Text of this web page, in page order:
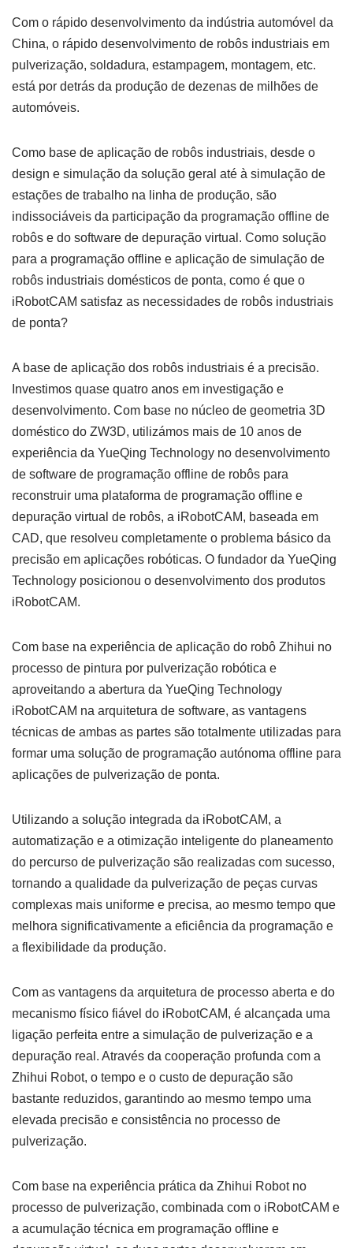
Com o rápido desenvolvimento da indústria automóvel da
China, o rápido desenvolvimento de robôs industriais em
pulverização, soldadura, estampagem, montagem, etc.
está por detrás da produção de dezenas de milhões de
automóveis.
Como base de aplicação de robôs industriais, desde o
design e simulação da solução geral até à simulação de
estações de trabalho na linha de produção, são
indissociáveis ​​da participação da programação offline de
robôs e do software de depuração virtual. Como solução
para a programação offline e aplicação de simulação de
robôs industriais domésticos de ponta, como é que o
iRobotCAM satisfaz as necessidades de robôs industriais
de ponta?
A base de aplicação dos robôs industriais é a precisão.
Investimos quase quatro anos em investigação e
desenvolvimento. Com base no núcleo de geometria 3D
doméstico do ZW3D, utilizámos mais de 10 anos de
experiência da YueQing Technology no desenvolvimento
de software de programação offline de robôs para
reconstruir uma plataforma de programação offline e
depuração virtual de robôs, a iRobotCAM, baseada em
CAD, que resolveu completamente o problema básico da
precisão em aplicações robóticas. O fundador da YueQing
Technology posicionou o desenvolvimento dos produtos
iRobotCAM.
Com base na experiência de aplicação do robô Zhihui no
processo de pintura por pulverização robótica e
aproveitando a abertura da YueQing Technology
iRobotCAM na arquitetura de software, as vantagens
técnicas de ambas as partes são totalmente utilizadas para
formar uma solução de programação autónoma offline para
aplicações de pulverização de ponta.
Utilizando a solução integrada da iRobotCAM, a
automatização e a otimização inteligente do planeamento
do percurso de pulverização são realizadas com sucesso,
tornando a qualidade da pulverização de peças curvas
complexas mais uniforme e precisa, ao mesmo tempo que
melhora significativamente a eficiência da programação e
a flexibilidade da produção.
Com as vantagens da arquitetura de processo aberta e do
mecanismo físico fiável do iRobotCAM, é alcançada uma
ligação perfeita entre a simulação de pulverização e a
depuração real. Através da cooperação profunda com a
Zhihui Robot, o tempo e o custo de depuração são
bastante reduzidos, garantindo ao mesmo tempo uma
elevada precisão e consistência no processo de
pulverização.
Com base na experiência prática da Zhihui Robot no
processo de pulverização, combinada com o iRobotCAM e
a acumulação técnica em programação offline e